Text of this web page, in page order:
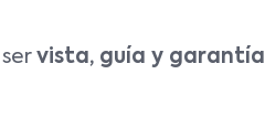
vista, guía y garantía